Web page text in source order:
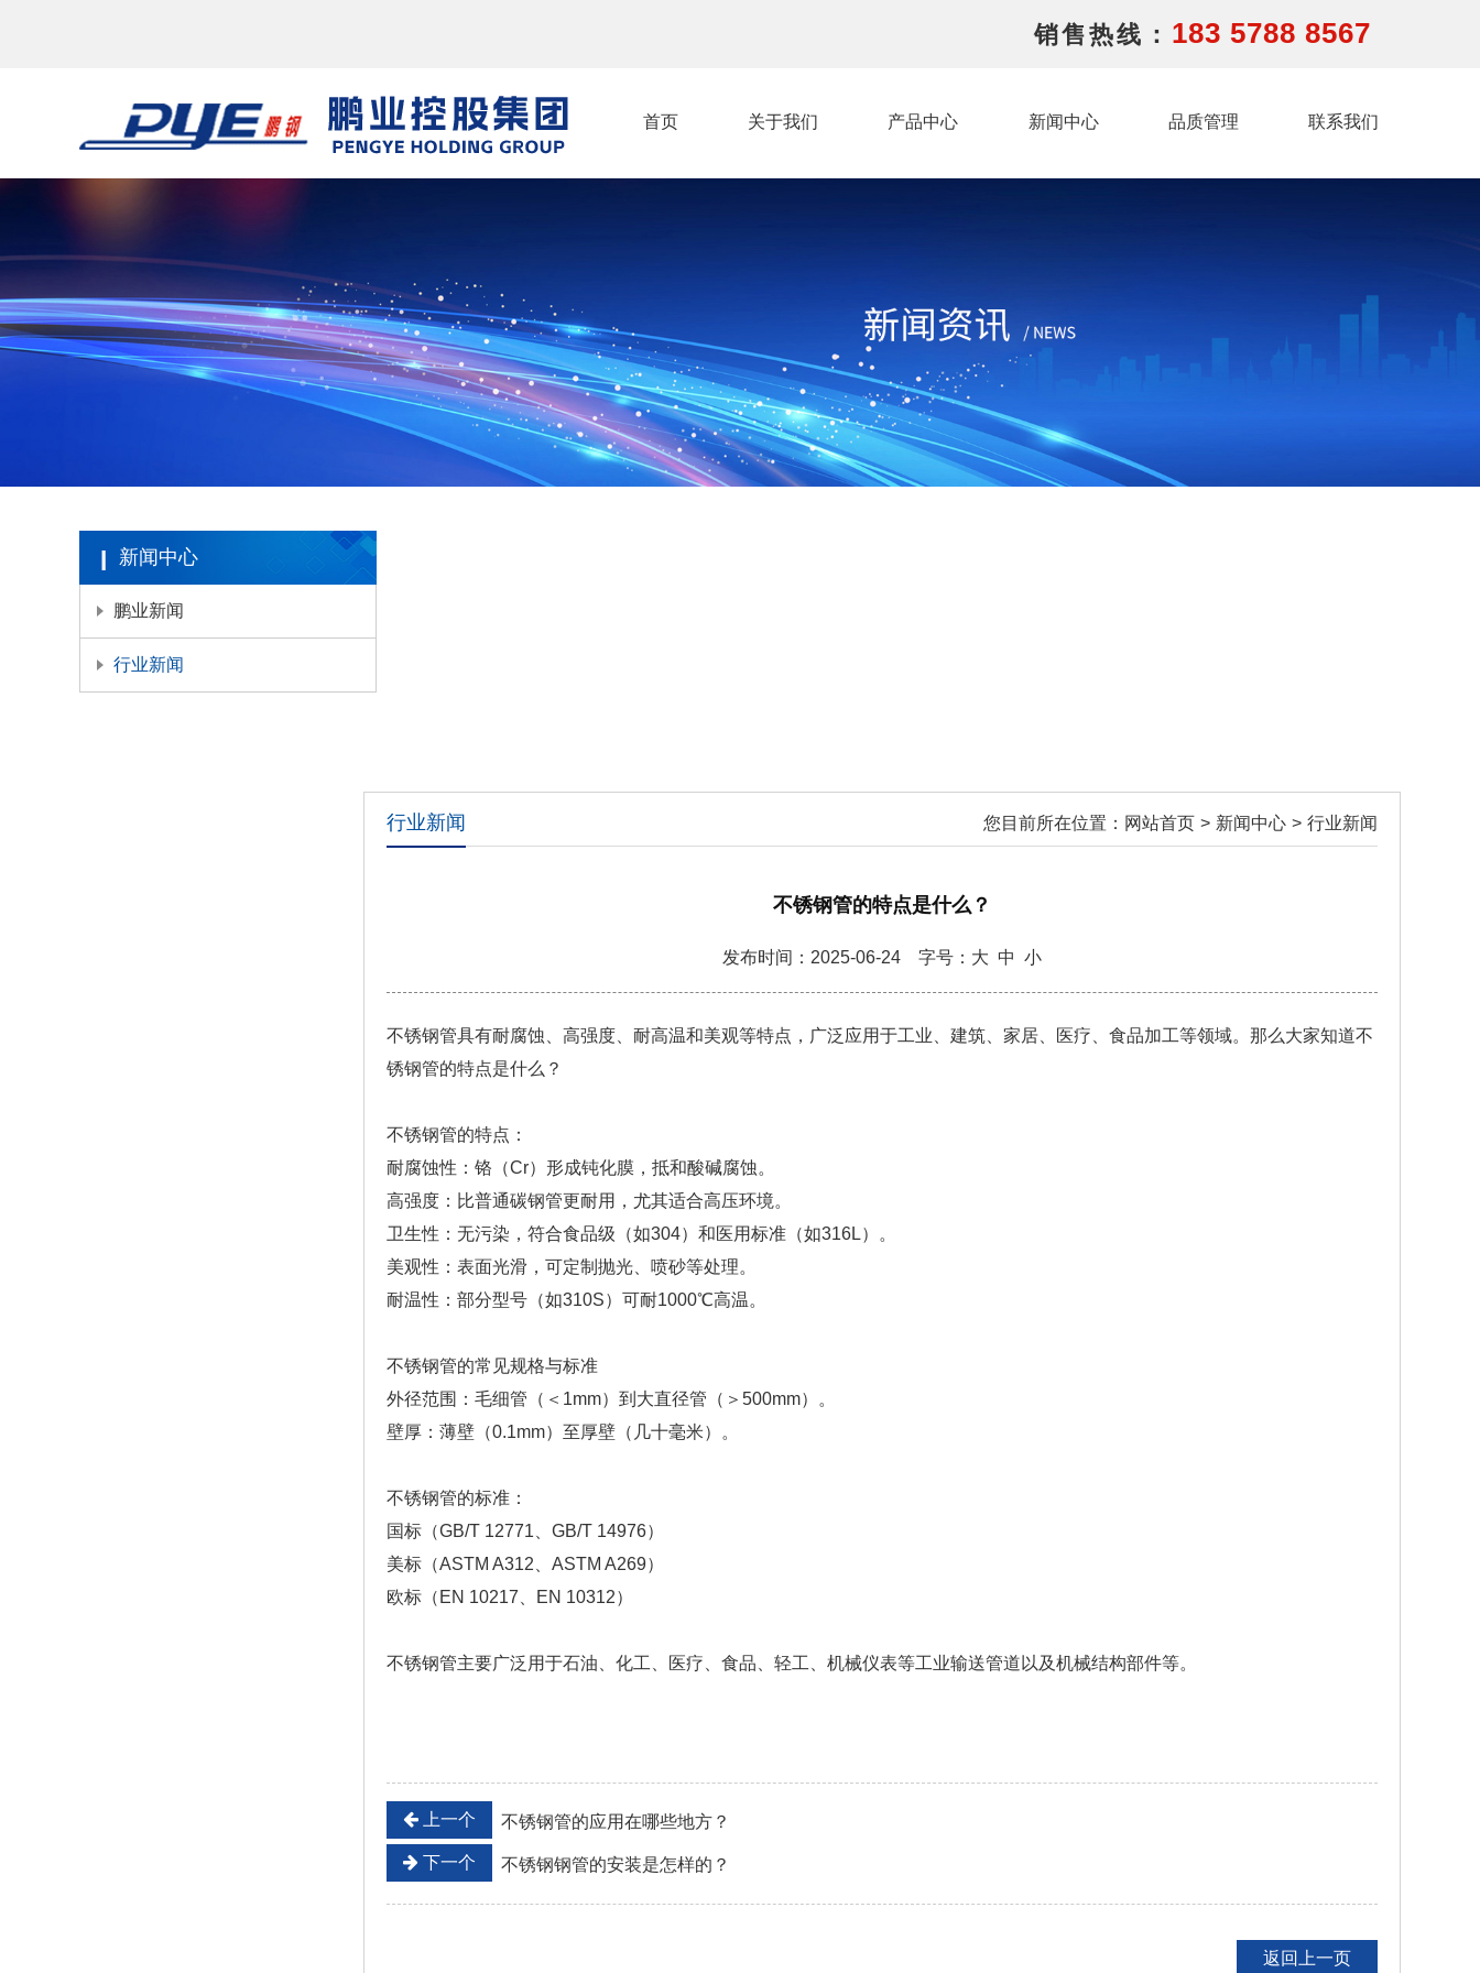
销售热线： 183 5788 8567
首页 关于我们 产品中心 新闻中心 品质管理 联系我们
新闻中心
鹏业新闻
行业新闻
行业新闻 您目前所在位置： 网站首页 > 新闻中心 > 行业新闻
不锈钢管的特点是什么？
发布时间：2025-06-24 字号： 大 中 小
不锈钢管具有耐腐蚀、高强度、耐高温和美观等特点，广泛应用于工业、建筑、家居、医疗、食品加工等领域。那么大家知道不
锈钢管的特点是什么？
不锈钢管的特点：
耐腐蚀性：铬（Cr）形成钝化膜，抵和酸碱腐蚀。
高强度：比普通碳钢管更耐用，尤其适合高压环境。
卫生性：无污染，符合食品级（如304）和医用标准（如316L）。
美观性：表面光滑，可定制抛光、喷砂等处理。
耐温性：部分型号（如310S）可耐1000℃高温。
不锈钢管的常见规格与标准
外径范围：毛细管（＜1mm）到大直径管（＞500mm）。
壁厚：薄壁（0.1mm）至厚壁（几十毫米）。
不锈钢管的标准：
国标（GB/T 12771、GB/T 14976）
美标（ASTM A312、ASTM A269）
欧标（EN 10217、EN 10312）
不锈钢管主要广泛用于石油、化工、医疗、食品、轻工、机械仪表等工业输送管道以及机械结构部件等。
上一个 不锈钢管的应用在哪些地方？
下一个 不锈钢钢管的安装是怎样的？
返回上一页